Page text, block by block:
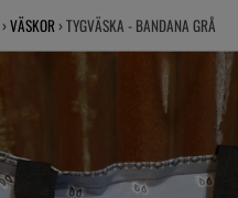
›VÄSKOR › TYGVÄSKA - BANDANA GRÅ